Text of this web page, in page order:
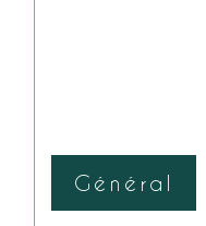
Général